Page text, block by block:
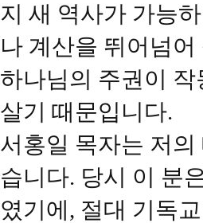
지 새 역사가 가능
나 계산을 뛰어넘
하나님의 주권이
살기 때문입니다.
서홍일 목자는 저
습니다. 당시 이 분
였기에, 절대 기독